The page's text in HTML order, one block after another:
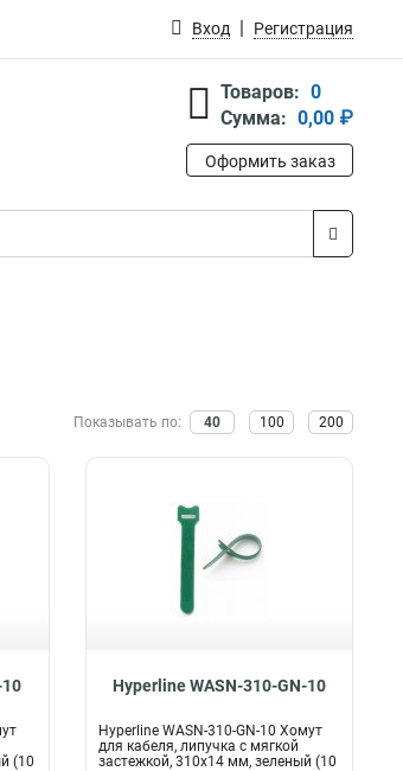
Вход Регистрация
Товаров: 0
Сумма: 0,00 ₽
Оформить заказ
Показывать по: 40 100 200
(10
Hyperline WASN-310-GN-10
Hyperline WASN-310-GN-10 Хомут
для кабеля, липучка с мягкой
застежкой, 310x14 мм, зеленый (10